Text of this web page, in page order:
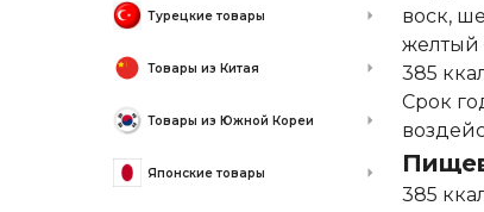
Турецкие товары
Товары из Китая
Товары из Южной Кореи
Японские товары
воск,
желтый
385
Срок
385